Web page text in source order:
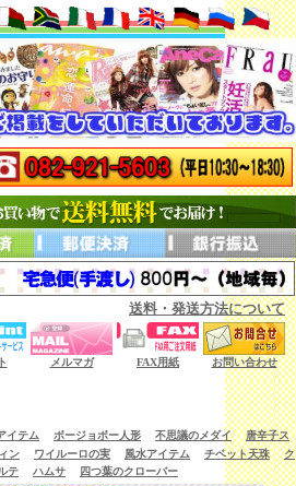
送料・発送方法について
メルマガ FAX用紙 お問い合わせ
イテム ボージョボー人形 不思議のメダイ
唐辛子ス
ン
ワイルーロの実 風水アイテム チベット天珠
ク
テ
ハムサ 四つ葉のクローバー